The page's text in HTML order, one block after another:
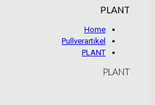
PLANT
Home
Pullverartikel
PLANT
PLANT